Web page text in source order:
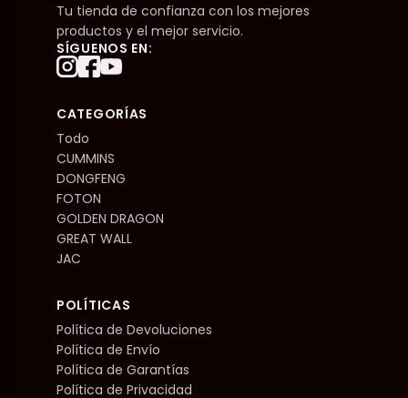
Tu tienda de confianza con los mejores
productos y el mejor servicio.
SÍGUENOS EN:
CATEGORÍAS
Todo
CUMMINS
DONGFENG
FOTON
GOLDEN DRAGON
GREAT WALL
JAC
POLÍTICAS
Política de Devoluciones
Política de Envío
Política de Garantías
Política de Privacidad